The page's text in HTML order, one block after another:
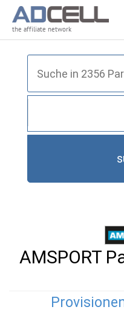
the affiliate network
AMSPORT